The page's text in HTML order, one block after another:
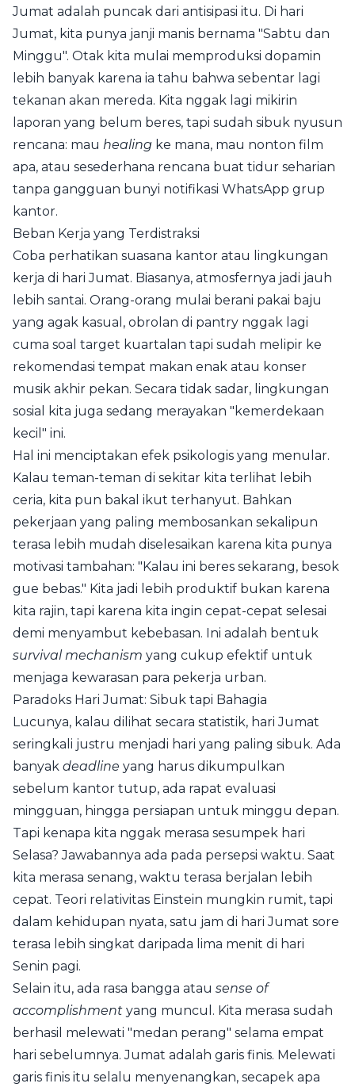
Jumat adalah puncak dari antisipasi itu. Di hari
Jumat, kita punya janji manis bernama "Sabtu dan
Minggu". Otak kita mulai memproduksi dopamin
lebih banyak karena ia tahu bahwa sebentar lagi
tekanan akan mereda. Kita nggak lagi mikirin
laporan yang belum beres, tapi sudah sibuk nyusun
rencana: mau healing ke mana, mau nonton film
apa, atau sesederhana rencana buat tidur seharian
tanpa gangguan bunyi notifikasi WhatsApp grup
kantor.
Beban Kerja yang Terdistraksi
Coba perhatikan suasana kantor atau lingkungan
kerja di hari Jumat. Biasanya, atmosfernya jadi jauh
lebih santai. Orang-orang mulai berani pakai baju
yang agak kasual, obrolan di pantry nggak lagi
cuma soal target kuartalan tapi sudah melipir ke
rekomendasi tempat makan enak atau konser
musik akhir pekan. Secara tidak sadar, lingkungan
sosial kita juga sedang merayakan "kemerdekaan
kecil" ini.
Hal ini menciptakan efek psikologis yang menular.
Kalau teman-teman di sekitar kita terlihat lebih
ceria, kita pun bakal ikut terhanyut. Bahkan
pekerjaan yang paling membosankan sekalipun
terasa lebih mudah diselesaikan karena kita punya
motivasi tambahan: "Kalau ini beres sekarang, besok
gue bebas." Kita jadi lebih produktif bukan karena
kita rajin, tapi karena kita ingin cepat-cepat selesai
demi menyambut kebebasan. Ini adalah bentuk
survival mechanism yang cukup efektif untuk
menjaga kewarasan para pekerja urban.
Paradoks Hari Jumat: Sibuk tapi Bahagia
Lucunya, kalau dilihat secara statistik, hari Jumat
seringkali justru menjadi hari yang paling sibuk. Ada
banyak deadline yang harus dikumpulkan
sebelum kantor tutup, ada rapat evaluasi
mingguan, hingga persiapan untuk minggu depan.
Tapi kenapa kita nggak merasa sesumpek hari
Selasa? Jawabannya ada pada persepsi waktu. Saat
kita merasa senang, waktu terasa berjalan lebih
cepat. Teori relativitas Einstein mungkin rumit, tapi
dalam kehidupan nyata, satu jam di hari Jumat sore
terasa lebih singkat daripada lima menit di hari
Senin pagi.
Selain itu, ada rasa bangga atau sense of
accomplishment yang muncul. Kita merasa sudah
berhasil melewati "medan perang" selama empat
hari sebelumnya. Jumat adalah garis finis. Melewati
garis finis itu selalu menyenangkan, secapek apa